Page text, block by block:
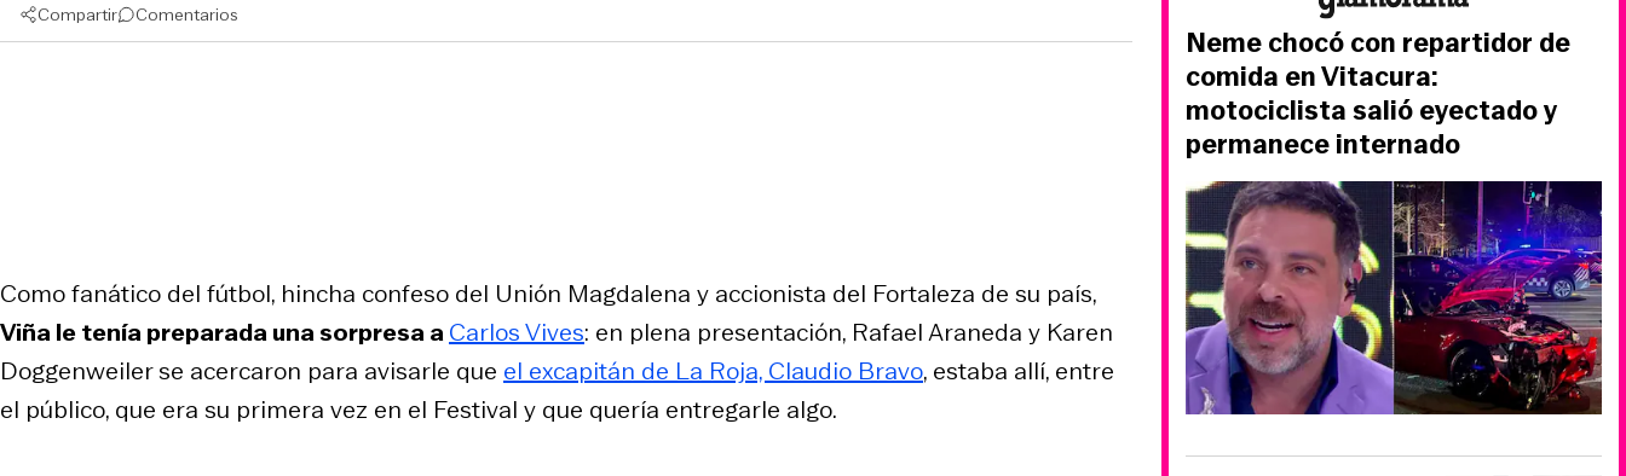
Compartir Comentarios
Como fanático del fútbol, hincha confeso del Unión Magdalena y accionista del Fortaleza de su país,
Viña le tenía preparada una sorpresa aCarlos Vives: en plena presentación, Rafael Araneda y Karen
Doggenweiler se acercaron para avisarle que el excapitán de La Roja, Claudio Bravo, estaba allí, entre
el público, que era su primera vez en el Festival y que quería entregarle algo.
Neme chocó con repartidor de
comida en Vitacura:
motociclista salió eyectado y
permanece internado